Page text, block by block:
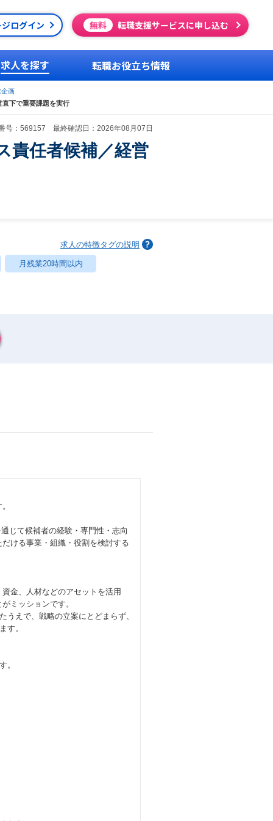
ログイン 無料 転職支援サービスに申し込む
求人を探す 転職お役立ち情報
企画
直下で重要課題を実行
号：569157 最終確認日：2026年08月07日
責任者候補／経営
求人の特徴タグの説明
月残業20時間以内
じて候補者の経験・専門性・志向
ける事業・組織・役割を検討する
金、人材などのアセットを活用
ミッションです。
えで、戦略の立案にとどまらず、
す。
。